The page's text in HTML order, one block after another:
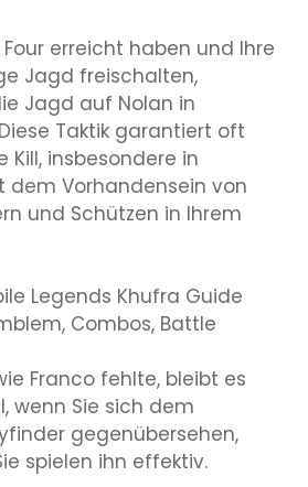
Four erreicht haben und Ihre
Jagd freischalten,
Jagd auf Nolan in
Taktik garantiert oft
Kill, insbesondere in
dem Vorhandensein von
und Schützen in Ihrem
Franco fehlte, bleibt es
wenn Sie sich dem
gegenübersehen,
spielen ihn effektiv.